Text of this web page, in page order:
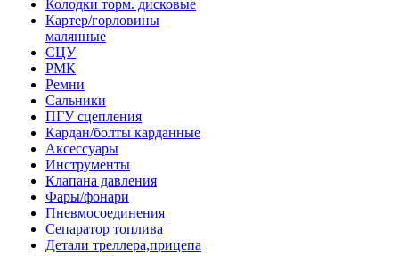
Колодки торм. дисковые
Картер/горловины
малянные
СЦУ
РМК
Ремни
Сальники
ПГУ сцепления
Кардан/болты карданные
Аксессуары
Инструменты
Клапана давления
Фары/фонари
Пневмосоединения
Сепаратор топлива
Детали треллера,прицепа